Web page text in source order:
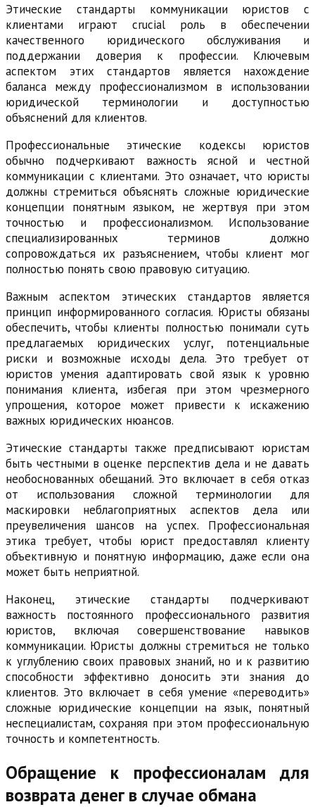
Этические стандарты коммуникации юристов с
клиентами играют crucial роль в обеспечении
качественного юридического обслуживания и
поддержании доверия к профессии. Ключевым
аспектом этих стандартов является нахождение
баланса между профессионализмом в использовании
юридической терминологии и доступностью
объяснений для клиентов.
Профессиональные этические кодексы юристов
обычно подчеркивают важность ясной и честной
коммуникации с клиентами. Это означает, что юристы
должны стремиться объяснять сложные юридические
концепции понятным языком, не жертвуя при этом
точностью и профессионализмом. Использование
специализированных терминов должно
сопровождаться их разъяснением, чтобы клиент мог
полностью понять свою правовую ситуацию.
Важным аспектом этических стандартов является
принцип информированного согласия. Юристы обязаны
обеспечить, чтобы клиенты полностью понимали суть
предлагаемых юридических услуг, потенциальные
риски и возможные исходы дела. Это требует от
юристов умения адаптировать свой язык к уровню
понимания клиента, избегая при этом чрезмерного
упрощения, которое может привести к искажению
важных юридических нюансов.
Этические стандарты также предписывают юристам
быть честными в оценке перспектив дела и не давать
необоснованных обещаний. Это включает в себя отказ
от использования сложной терминологии для
маскировки неблагоприятных аспектов дела или
преувеличения шансов на успех. Профессиональная
этика требует, чтобы юрист предоставлял клиенту
объективную и понятную информацию, даже если она
может быть неприятной.
Наконец, этические стандарты подчеркивают
важность постоянного профессионального развития
юристов, включая совершенствование навыков
коммуникации. Юристы должны стремиться не только
к углублению своих правовых знаний, но и к развитию
способности эффективно доносить эти знания до
клиентов. Это включает в себя умение «переводить»
сложные юридические концепции на язык, понятный
неспециалистам, сохраняя при этом профессиональную
точность и компетентность.
Обращение к профессионалам для
возврата денег в случае обмана